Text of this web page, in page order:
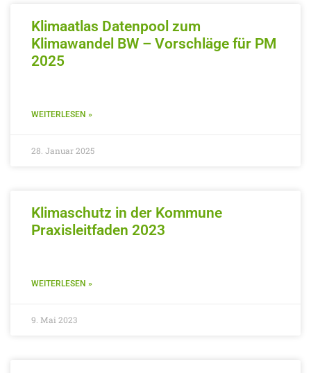
Klimaatlas Datenpool zum
Klimawandel BW – Vorschläge für PM
2025
WEITERLESEN »
28. Januar 2025
Klimaschutz in der Kommune
Praxisleitfaden 2023
WEITERLESEN »
9. Mai 2023